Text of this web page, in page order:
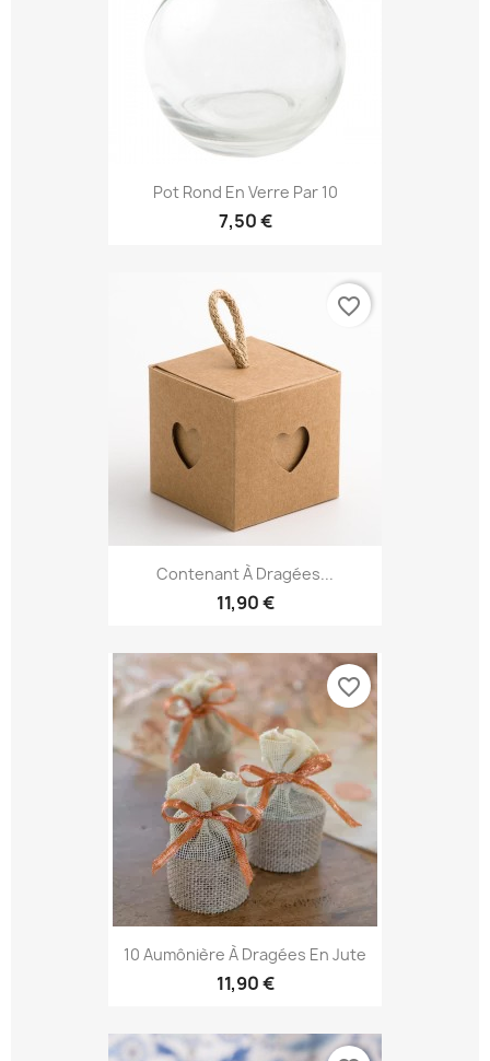
Pot Rond En Verre Par 10
7,50 €
Contenant À Dragées...
11,90 €
favorite_border
10 Aumônière À Dragées En Jute
11,90 €
favorite_border